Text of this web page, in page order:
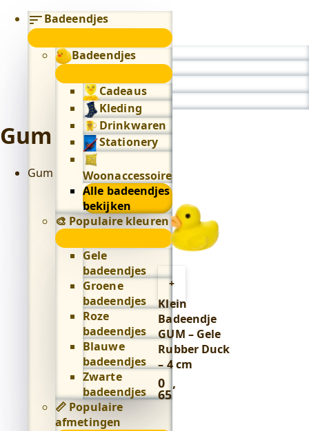
Badeendjes
Badeendjes
Cadeaus
Kleding
Drinkwaren
Stationery
Woonaccessoires
Alle badeendjes
bekijken
🎨 Populaire kleuren
Populaire
kleuren
submenu
Gele
badeendjes
Groene
badeendjes
Roze
badeendjes
Blauwe
badeendjes
Zwarte
badeendjes
📏 Populaire
afmetingen
Gum
Gum
+
winkelwagen
Klein
Badeendje
GUM – Gele
Rubber Duck
– 4 cm
0 ,
65